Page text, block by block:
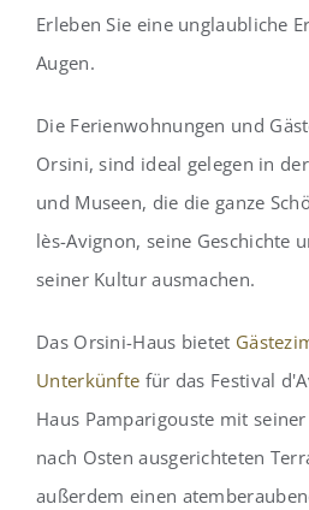
Erleben Sie eine unglaubliche
Augen.
Die Ferienwohnungen und
Orsini, sind ideal gelegen in
und Museen, die die ganze
lès-Avignon, seine Geschichte
seiner Kultur ausmachen.
Das Orsini-Haus bietet
Unterkünfte für das Festival
Haus Pamparigouste mit
nach Osten ausgerichteten
außerdem einen